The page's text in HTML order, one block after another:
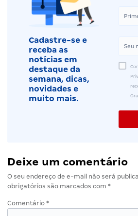
Cadastre-se e
receba as
notícias em
destaque da
semana, dicas,
novidades e
muito mais.
Deixe um comentário
O seu endereço de e-mail não será
obrigatórios são marcados com *
Comentário *